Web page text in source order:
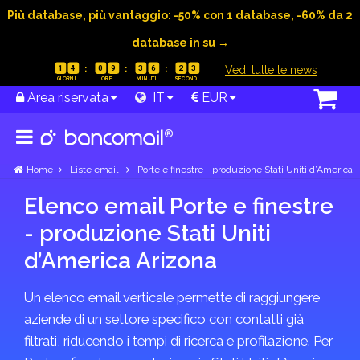
Più database, più vantaggio: -50% con 1 database, -60% da 2
database in su →
1 4 0 9 3 6 2 3 Vedi tutte le news
Area riservata IT EUR
Home Liste email Porte e finestre - produzione Stati Uniti d’America
Elenco email Porte e finestre
- produzione Stati Uniti
d’America Arizona
Un elenco email verticale permette di raggiungere
aziende di un settore specifico con contatti già
filtrati, riducendo i tempi di ricerca e profilazione. Per